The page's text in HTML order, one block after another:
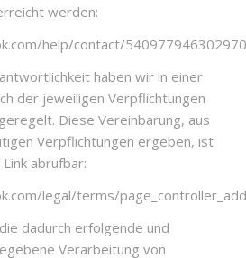
werden:
help/contact/540977946302970
haben wir in einer
der jeweiligen Verpflichtungen
Diese Vereinbarung, aus
Verpflichtungen ergeben, ist
abrufbar:
legal/terms/
dadurch erfolgende und
Verarbeitung von